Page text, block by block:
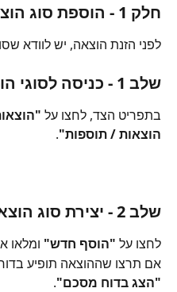
חלק 1 - הוספת סוג הוצאה חדש
לפני הזנת הוצאה, יש לוודא
שלב 1 - כניסה לסוגי הוצאות
בתפריט הצד, לחצו על
הוצאות / תוספות".
שלב 2 - יצירת סוג הוצאה חדש
לחצו על "הוסף חדש" ומלאו
אם תרצו שההוצאה תופיע
"הצג בדוח מסכם".